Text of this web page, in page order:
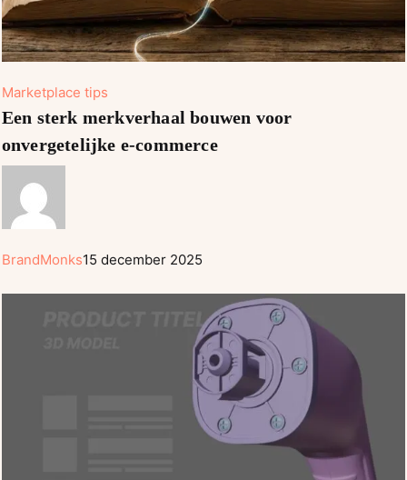
Marketplace tipsEen
sterk
Een sterk merkverhaal bouwen voor
onvergetelijke e-commerce
BrandMonks15 december 2025